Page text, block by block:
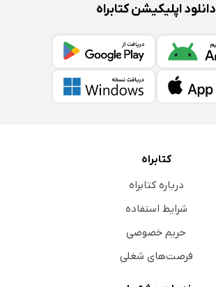
دانلود اپلیکیشن کتابراه
کتابراه
درباره کتابراه
شرایط استفاده
حریم خصوصی
فرصت‌های شغلی